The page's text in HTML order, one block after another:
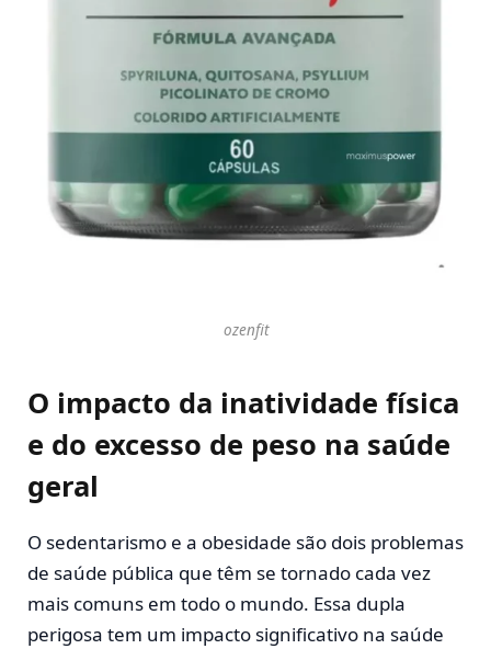
ozenfit
O impacto da inatividade física
e do excesso de peso na saúde
geral
O sedentarismo e a obesidade são dois problemas
de saúde pública que têm se tornado cada vez
mais comuns em todo o mundo. Essa dupla
perigosa tem um impacto significativo na saúde